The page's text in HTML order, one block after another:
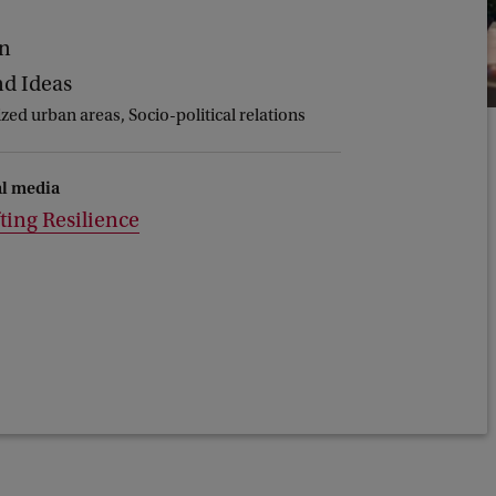
Ideas
urban areas, Socio-political relations
media
Resilience